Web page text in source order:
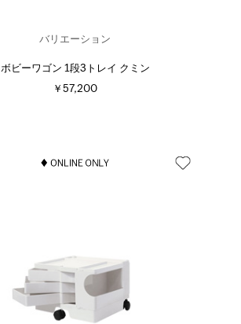
バリエーション
ボビーワゴン 1段3トレイ クミン
￥57,200